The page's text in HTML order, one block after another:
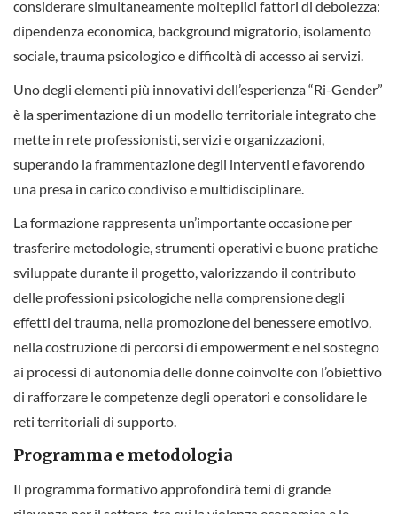
considerare simultaneamente molteplici fattori di debolezza:
dipendenza economica, background migratorio, isolamento
sociale, trauma psicologico e difficoltà di accesso ai servizi.
Uno degli elementi più innovativi dell’esperienza “Ri-Gender”
è la sperimentazione di un modello territoriale integrato che
mette in rete professionisti, servizi e organizzazioni,
superando la frammentazione degli interventi e favorendo
una presa in carico condiviso e multidisciplinare.
La formazione rappresenta un’importante occasione per
trasferire metodologie, strumenti operativi e buone pratiche
sviluppate durante il progetto, valorizzando il contributo
delle professioni psicologiche nella comprensione degli
effetti del trauma, nella promozione del benessere emotivo,
nella costruzione di percorsi di empowerment e nel sostegno
ai processi di autonomia delle donne coinvolte con l’obiettivo
di rafforzare le competenze degli operatori e consolidare le
reti territoriali di supporto.
Programma e metodologia
Il programma formativo approfondirà temi di grande